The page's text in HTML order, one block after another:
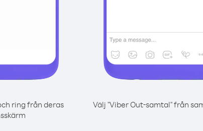
ring från deras
Välj "Viber Out-samtal" från